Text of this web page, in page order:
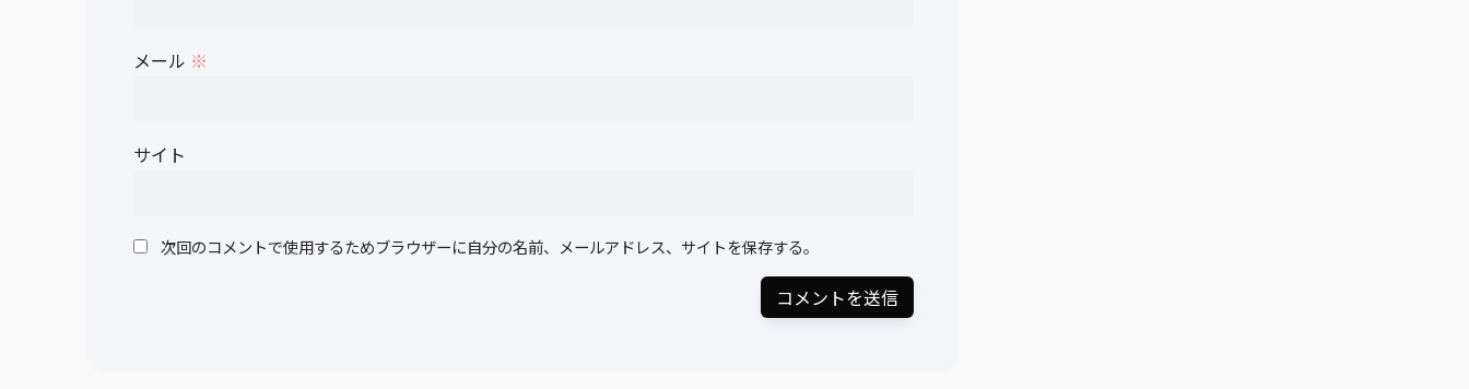
メール ※
サイト
次回のコメントで使用するためブラウザーに自分の名前、メールアドレス、サイトを保存する。